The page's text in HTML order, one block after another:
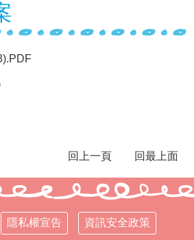
回上一頁 回最上面
隱私權宣告 資訊安全政策